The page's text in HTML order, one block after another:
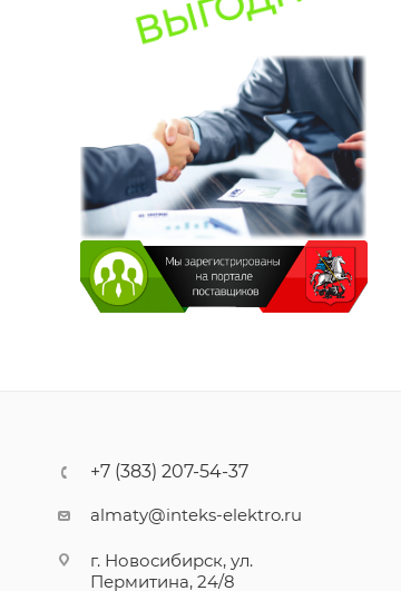
+7 (383) 207-54-37
almaty@inteks-elektro.ru
г. Новосибирск, ул.
Пермитина, 24/8